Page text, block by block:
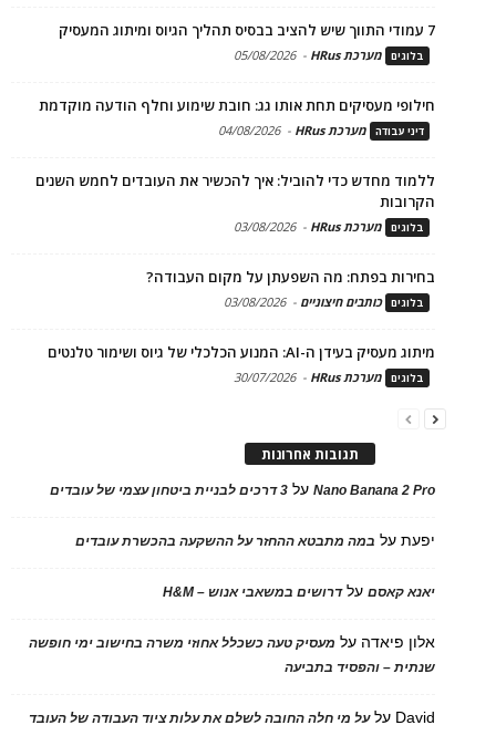
7 עמודי התווך שיש להציב בבסיס תהליך הגיוס ומיתוג המעסיק
בלוגים מערכת HRus -
05/08/2026
חילופי מעסיקים תחת אותו גג: חובת שימוע וחלף הודעה מוקדמת
דיני עבודה מערכת HRus -
04/08/2026
ללמוד מחדש כדי להוביל: איך להכשיר את העובדים לחמש השנים
הקרובות
בלוגים מערכת HRus -
03/08/2026
בחירות בפתח: מה השפעתן על מקום העבודה?
בלוגים כותבים חיצוניים -
03/08/2026
מיתוג מעסיק בעידן ה-AI: המנוע הכלכלי של גיוס ושימור טלנטים
בלוגים מערכת HRus -
30/07/2026
תגובות אחרונות
Nano Banana 2 Proעל 3 דרכים לבניית ביטחון עצמי של עובדים
יפעתעל במה מתבטא ההחזר על ההשקעה בהכשרת עובדים
יאנא קאסםעלדרושים במשאבי אנוש – H&M
אלון פיאדה על מעסיק טעה כשכלל אחוזי משרה בחישוב ימי חופשה
שנתית – והפסיד בתביעה
David עלעל מי חלה החובה לשלם את עלות ציוד העבודה של העובד